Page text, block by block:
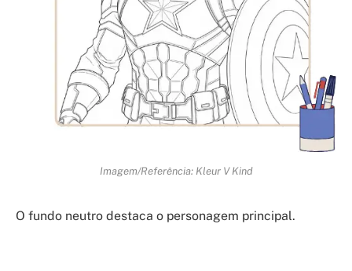
Imagem/Referência: Kleur V Kind
O fundo neutro destaca o personagem principal.